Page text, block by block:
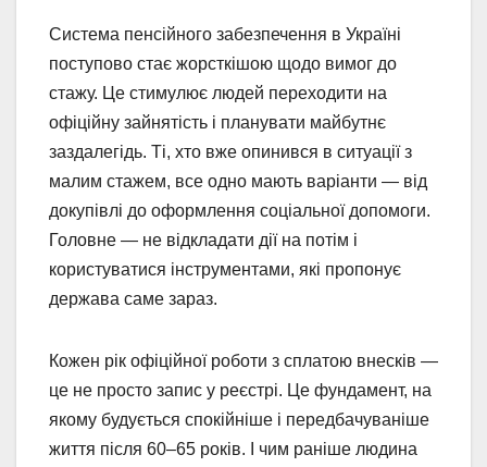
Система пенсійного забезпечення в Україні
поступово стає жорсткішою щодо вимог до
стажу. Це стимулює людей переходити на
офіційну зайнятість і планувати майбутнє
заздалегідь. Ті, хто вже опинився в ситуації з
малим стажем, все одно мають варіанти — від
докупівлі до оформлення соціальної допомоги.
Головне — не відкладати дії на потім і
користуватися інструментами, які пропонує
держава саме зараз.
Кожен рік офіційної роботи з сплатою внесків —
це не просто запис у реєстрі. Це фундамент, на
якому будується спокійніше і передбачуваніше
життя після 60–65 років. І чим раніше людина